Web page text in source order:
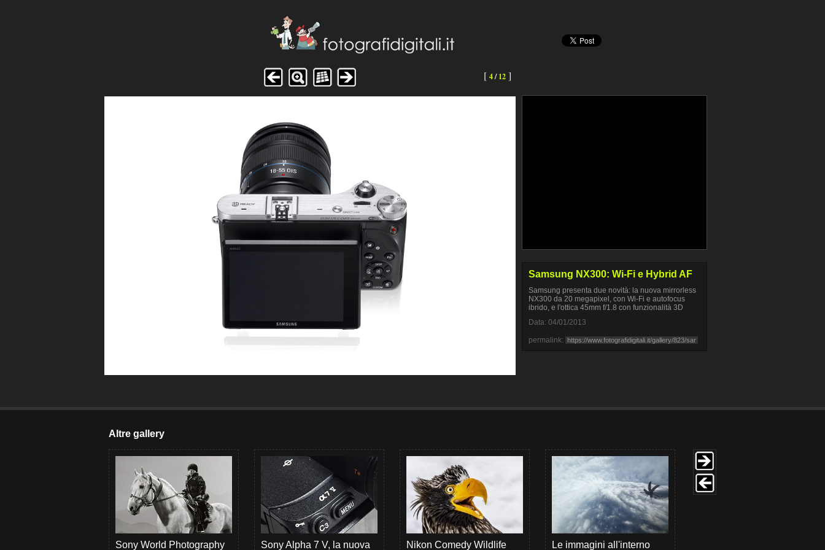
[ 4/12]
Samsung NX300: Wi-Fi e Hybrid AF
Samsung presenta due novità: la nuova mirrorless
NX300 da 20 megapixel, con Wi-Fi e autofocus
ibrido, e l'ottica 45mm f/1.8 con funzionalità 3D
Data: 04/01/2013
permalink:
Altre gallery
Sony World Photography Sony Alpha 7 V, la nuova Nikon Comedy Wildlife Le immagini all'interno